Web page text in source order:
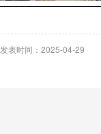
发表时间：2025-04-29